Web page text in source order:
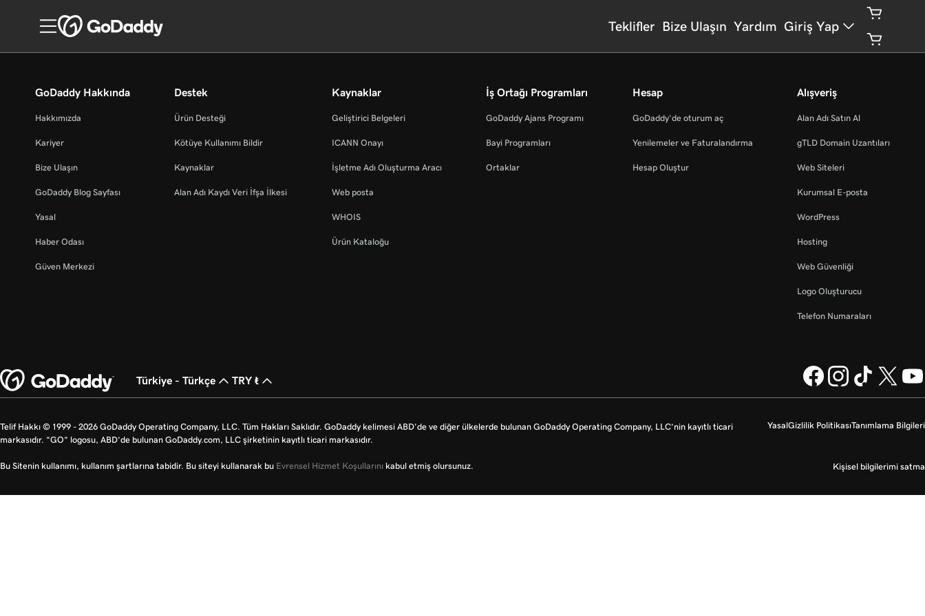
Teklifler Bize Ulaşın Yardım Giriş Yap
GoDaddy Hakkında
Hakkımızda
Kariyer
Bize Ulaşın
GoDaddy Blog Sayfası
Yasal
Haber Odası
Güven Merkezi
Destek
Ürün Desteği
Kötüye Kullanımı Bildir
Kaynaklar
Alan Adı Kaydı Veri İfşa İlkesi
Kaynaklar
Geliştirici Belgeleri
ICANN Onayı
İşletme Adı Oluşturma Aracı
Web posta
WHOIS
Ürün Kataloğu
İş Ortağı Programları
GoDaddy Ajans Programı
Bayi Programları
Ortaklar
Hesap
GoDaddy’de oturum aç
Yenilemeler ve Faturalandırma
Hesap Oluştur
Alışveriş
Alan Adı Satın Al
gTLD Domain Uzantıları
Web Siteleri
Kurumsal E-posta
WordPress
Hosting
Web Güvenliği
Logo Oluşturucu
Telefon Numaraları
Türkiye - Türkçe TRY ₺
YasalGizlilik PolitikasıTanımlama Bilgileri
Kişisel bilgilerimi satma
Telif Hakkı © 1999 - 2026 GoDaddy Operating Company, LLC. Tüm Hakları Saklıdır. GoDaddy kelimesi ABD'de ve diğer ülkelerde bulunan GoDaddy Operating Company, LLC’nin kayıtlı ticari
markasıdır. “GO” logosu, ABD’de bulunan GoDaddy.com, LLC şirketinin kayıtlı ticari markasıdır.
Bu Sitenin kullanımı, kullanım şartlarına tabidir. Bu siteyi kullanarak bu Evrensel Hizmet Koşullarını kabul etmiş olursunuz.